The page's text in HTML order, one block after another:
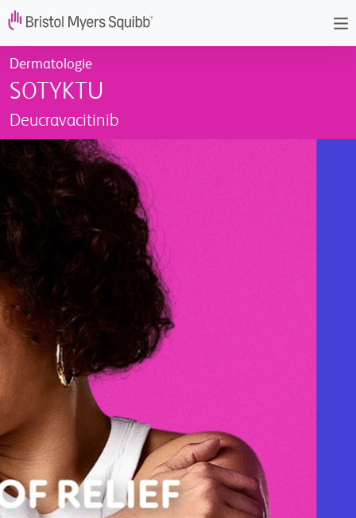
Overslaan en naar de inhoud gaan
SOTYKTU
Deucravacitinib
Dermatologie